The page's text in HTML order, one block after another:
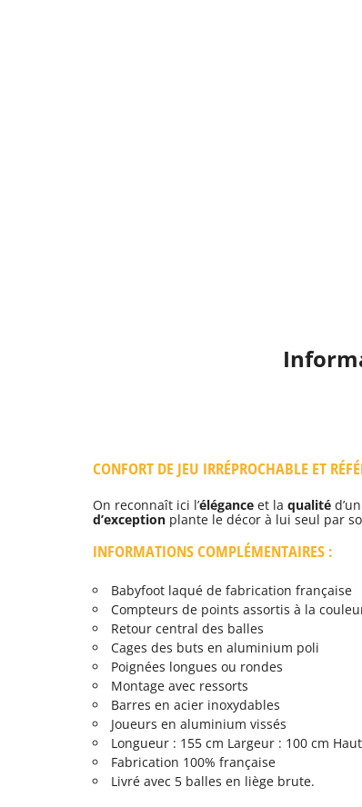
CONFORT DE JEU IRRÉPROCHABLE ET
On reconnaît ici l’élégance et la qualité
d’exception plante le décor à lui seul par
INFORMATIONS COMPLÉMENTAIRES :
Babyfoot laqué de fabrication française
Compteurs de points assortis à la
Retour central des balles
Cages des buts en aluminium poli
Poignées longues ou rondes
Montage avec ressorts
Barres en acier inoxydables
Joueurs en aluminium vissés
Longueur : 155 cm Largeur : 100 cm
Fabrication 100% française
Livré avec 5 balles en liège brute.